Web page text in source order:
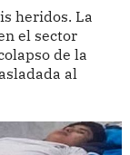
heridos. La
el sector
de la
al